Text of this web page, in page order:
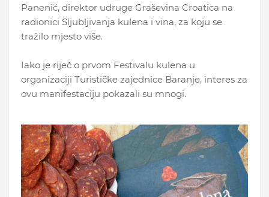
Panenić, direktor udruge Graševina Croatica na
radionici Sljubljivanja kulena i vina, za koju se
tražilo mjesto više.
Iako je riječ o prvom Festivalu kulena u
organizaciji Turističke zajednice Baranje, interes za
ovu manifestaciju pokazali su mnogi.